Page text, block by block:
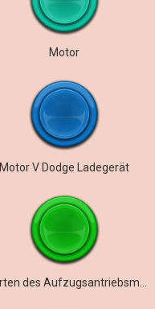
Motor
Motor V Dodge Ladegerät